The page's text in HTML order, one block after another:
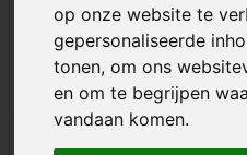
op onze website te
gepersonaliseerde
tonen, om ons
en om te begrijpen
vandaan komen.